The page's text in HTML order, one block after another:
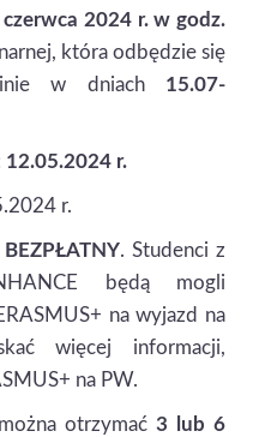
2024 r. w godz.
która odbędzie się
w dniach 15.07-
12.05.2024 r.
r.
BEZPŁATNY. Studenci z
będą mogli
na wyjazd na
więcej informacji,
na PW.
otrzymać3 lub 6